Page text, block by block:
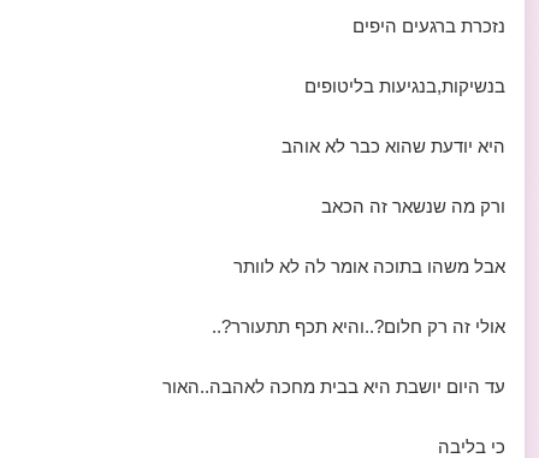
נזכרת ברגעים היפים
בנשיקות,בנגיעות בליטופים
היא יודעת שהוא כבר לא אוהב
ורק מה שנשאר זה הכאב
אבל משהו בתוכה אומר לה לא לוותר
אולי זה רק חלום?..והיא תכף תתעורר?..
עד היום יושבת היא בבית מחכה לאהבה..האור
כי בליבה